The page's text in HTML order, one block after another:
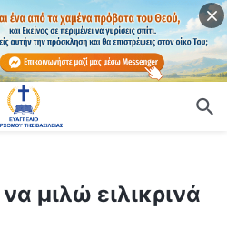
μιλώ ειλικρινά